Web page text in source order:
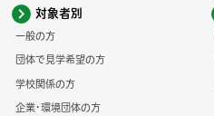
対象者別
一般の方
団体で見学希望の方
学校関係の方
企業・環境団体の方